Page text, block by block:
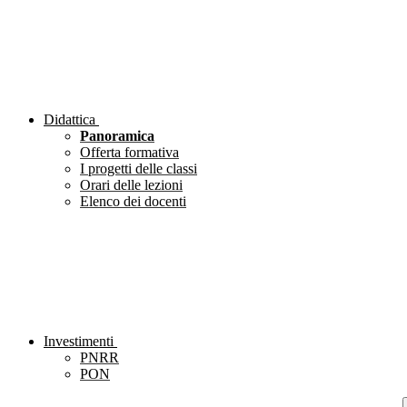
Didattica
Panoramica
Offerta formativa
I progetti delle classi
Orari delle lezioni
Elenco dei docenti
Investimenti
PNRR
PON